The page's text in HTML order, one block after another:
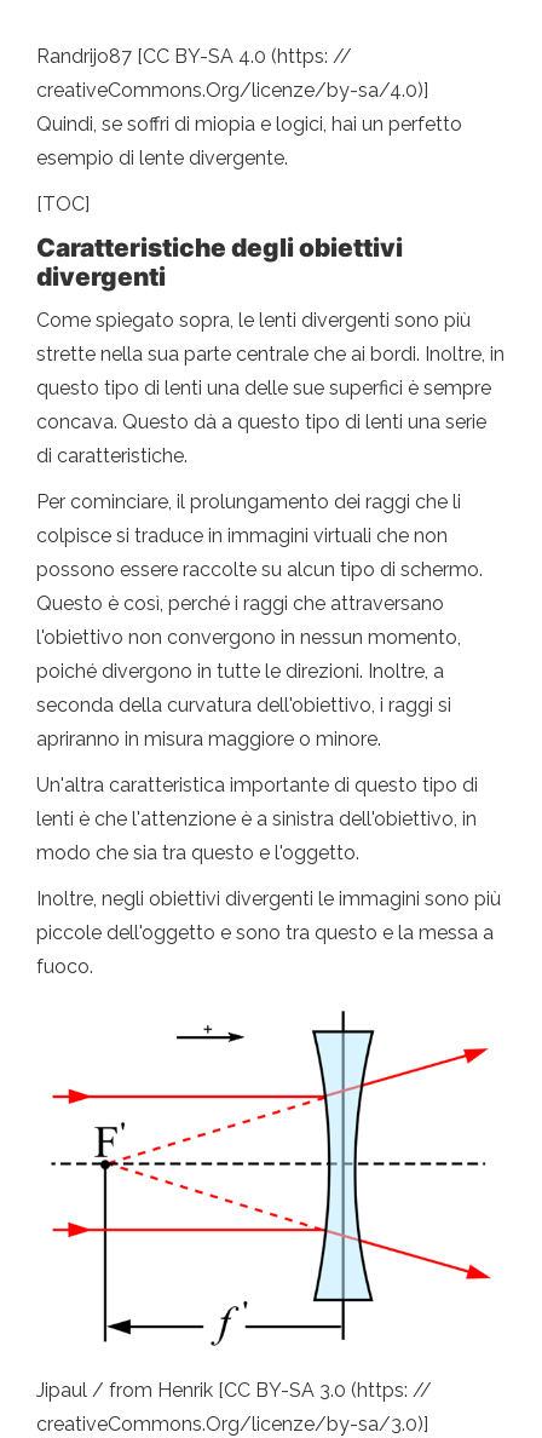
Randrijo87 [CC BY-SA 4.0 (https: //
creativeCommons.Org/licenze/by-sa/4.0)]
Quindi, se soffri di miopia e logici, hai un perfetto
esempio di lente divergente.
[TOC]
Caratteristiche degli obiettivi
divergenti
Come spiegato sopra, le lenti divergenti sono più
strette nella sua parte centrale che ai bordi. Inoltre, in
questo tipo di lenti una delle sue superfici è sempre
concava. Questo dà a questo tipo di lenti una serie
di caratteristiche.
Per cominciare, il prolungamento dei raggi che li
colpisce si traduce in immagini virtuali che non
possono essere raccolte su alcun tipo di schermo.
Questo è così, perché i raggi che attraversano
l'obiettivo non convergono in nessun momento,
poiché divergono in tutte le direzioni. Inoltre, a
seconda della curvatura dell'obiettivo, i raggi si
apriranno in misura maggiore o minore.
Un'altra caratteristica importante di questo tipo di
lenti è che l'attenzione è a sinistra dell'obiettivo, in
modo che sia tra questo e l'oggetto.
Inoltre, negli obiettivi divergenti le immagini sono più
piccole dell'oggetto e sono tra questo e la messa a
fuoco.
Jipaul / from Henrik [CC BY-SA 3.0 (https: //
creativeCommons.Org/licenze/by-sa/3.0)]